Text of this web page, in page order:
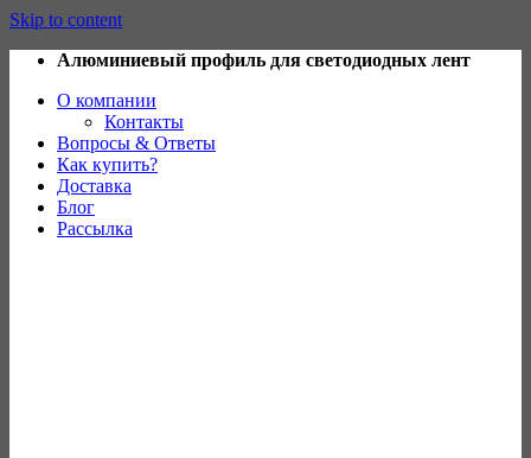
Skip to content
Алюминиевый профиль для светодиодных лент
О компании
Контакты
Вопросы & Ответы
Как купить?
Доставка
Блог
Рассылка